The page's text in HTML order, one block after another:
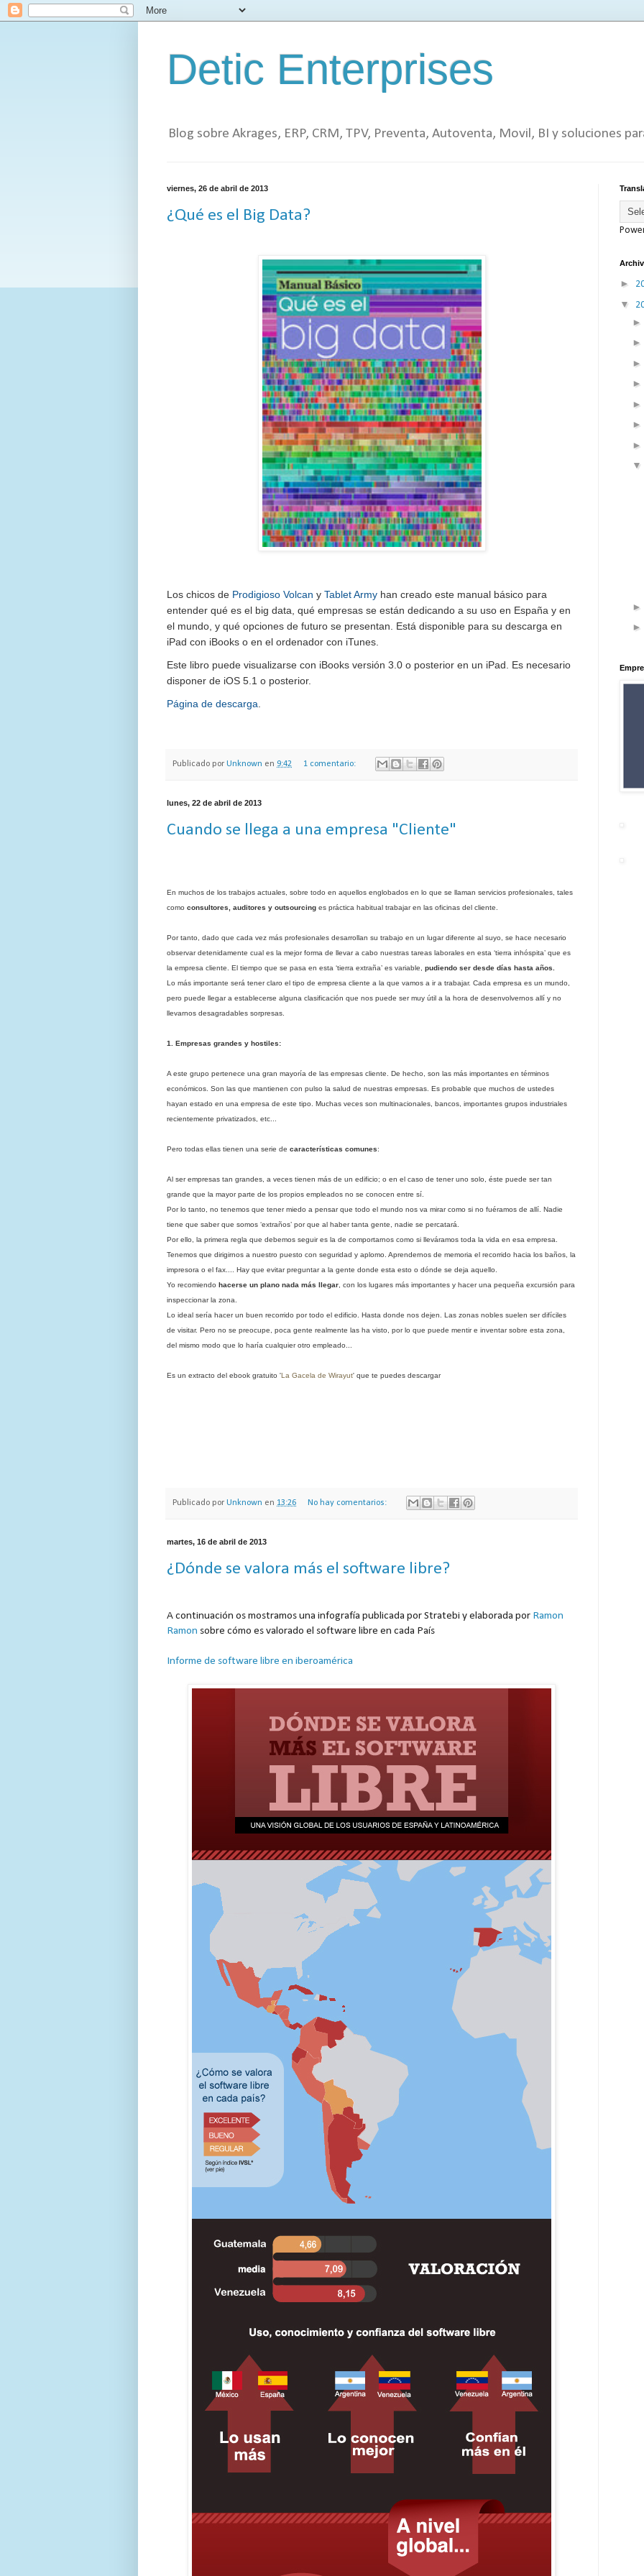
Detic Enterprises
Blog sobre Akrages, ERP, CRM, TPV, Preventa, Autoventa, Movil, BI y soluciones
viernes, 26 de abril de 2013
¿Qué es el Big Data?
Los chicos de Prodigioso Volcan y Tablet Army han creado este manual básico para
entender qué es el big data, qué empresas se están dedicando a su uso en España y en
el mundo, y qué opciones de futuro se presentan. Está disponible para su descarga en
iPad con iBooks o en el ordenador con iTunes.
Este libro puede visualizarse con iBooks versión 3.0 o posterior en un iPad. Es necesario
disponer de iOS 5.1 o posterior.
Página de descarga
Publicado por Unknown en 9:42 1 comentario:
lunes, 22 de abril de 2013
Cuando se llega a una empresa "Cliente"
En muchos de los trabajos actuales, sobre todo en aquellos englobados en lo que se llaman servicios profesionales, tales
como consultores, auditores y outsourcing es práctica habitual trabajar en las oficinas del cliente.
Por tanto, dado que cada vez más profesionales desarrollan su trabajo en un lugar diferente al suyo, se hace necesario
observar detenidamente cual es la mejor forma de llevar a cabo nuestras tareas laborales en esta ‘tierra inhóspita’ que es
la empresa cliente. El tiempo que se pasa en esta ‘tierra extraña’ es variable, pudiendo ser desde días hasta años.
Lo más importante será tener claro el tipo de empresa cliente a la que vamos a ir a trabajar. Cada empresa es un mundo,
pero puede llegar a establecerse alguna clasificación que nos puede ser muy útil a la hora de desenvolvernos allí y no
llevarnos desagradables sorpresas.
1. Empresas grandes y hostiles:
A este grupo pertenece una gran mayoría de las empresas cliente. De hecho, son las más importantes en términos
económicos. Son las que mantienen con pulso la salud de nuestras empresas. Es probable que muchos de ustedes
hayan estado en una empresa de este tipo. Muchas veces son multinacionales, bancos, importantes grupos industriales
recientemente privatizados, etc...
Pero todas ellas tienen una serie de características comunes:
Al ser empresas tan grandes, a veces tienen más de un edificio; o en el caso de tener uno solo, éste puede ser tan
grande que la mayor parte de los propios empleados no se conocen entre sí.
Por lo tanto, no tenemos que tener miedo a pensar que todo el mundo nos va mirar como si no fuéramos de allí. Nadie
tiene que saber que somos ‘extraños’ por que al haber tanta gente, nadie se percatará.
Por ello, la primera regla que debemos seguir es la de comportarnos como si lleváramos toda la vida en esa empresa.
Tenemos que dirigirnos a nuestro puesto con seguridad y aplomo. Aprendernos de memoria el recorrido hacia los baños, la
impresora o el fax.... Hay que evitar preguntar a la gente donde esta esto o dónde se deja aquello.
Yo recomiendo hacerse un plano nada más llegar , con los lugares más importantes y hacer una pequeña excursión para
inspeccionar la zona.
Lo ideal sería hacer un buen recorrido por todo el edificio. Hasta donde nos dejen. Las zonas nobles suelen ser difíciles
de visitar. Pero no se preocupe, poca gente realmente las ha visto, por lo que puede mentir e inventar sobre esta zona,
del mismo modo que lo haría cualquier otro empleado...
Es un extracto del ebook gratuito 'La Gacela de Wirayut' que te puedes descargar
Publicado por Unknown en 13:26 No hay comentarios:
martes, 16 de abril de 2013
¿Dónde se valora más el software libre?
A continuación os mostramos una infografía publicada por Stratebi y elaborada por Ramon
Ramon sobre cómo es valorado el software libre en cada País
Informe de software libre en iberoamérica
►
▼